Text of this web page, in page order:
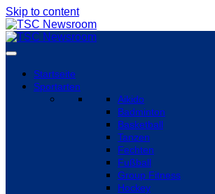
Skip to content
Startseite
Sportarten
Aikido
Badminton
Basketball
Tanzen
Fechten
Fußball
Group Fitness
Hockey